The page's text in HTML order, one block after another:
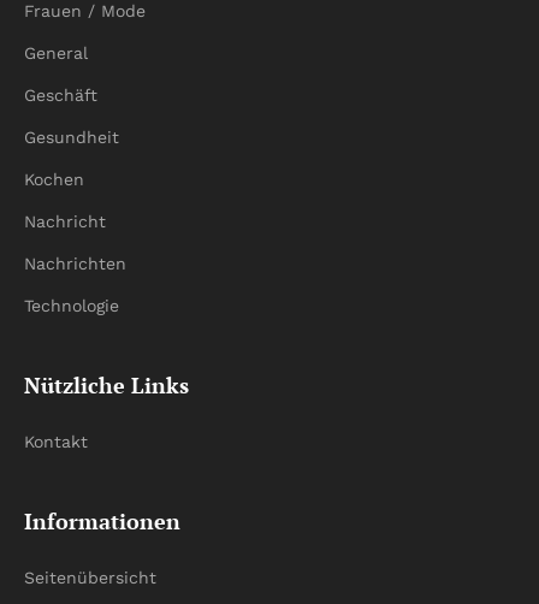
Frauen / Mode
General
Geschäft
Gesundheit
Kochen
Nachricht
Nachrichten
Technologie
Nützliche Links
Kontakt
Informationen
Seitenübersicht